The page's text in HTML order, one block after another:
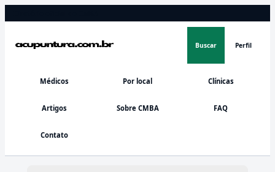
Médicos Por local Clínicas
Artigos Sobre CMBA FAQ
Contato
Buscar Perfil